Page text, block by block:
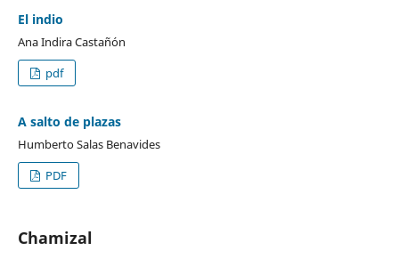
El indio
Ana Indira Castañón
pdf
A salto de plazas
Humberto Salas Benavides
PDF
Chamizal